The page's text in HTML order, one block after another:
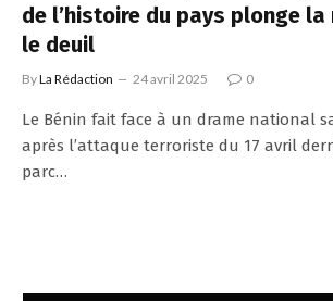
de l’histoire du pays plonge
le deuil
ByLa Rédaction 24 avril 2025 0
Le Bénin fait face à un drame national
après l’attaque terroriste du 17 avril
parc…